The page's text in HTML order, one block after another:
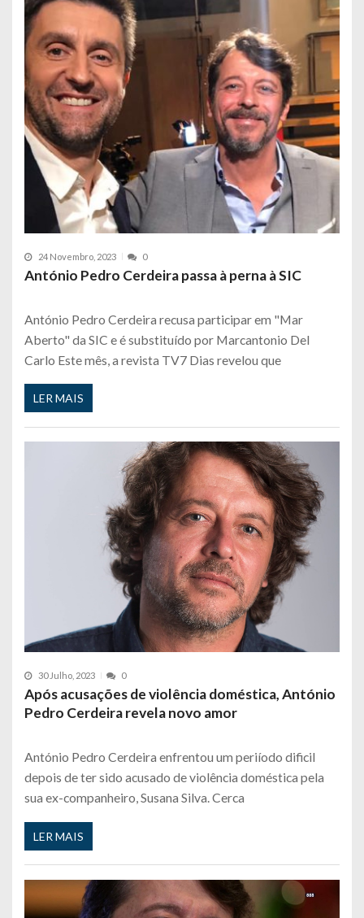
24 Novembro, 2023 0
António Pedro Cerdeira passa à perna à SIC
António Pedro Cerdeira recusa participar em "Mar
Aberto" da SIC e é substituído por Marcantonio Del
Carlo Este mês, a revista TV7 Dias revelou que
LER MAIS
30 Julho, 2023 0
Após acusações de violência doméstica, António
Pedro Cerdeira revela novo amor
António Pedro Cerdeira enfrentou um periíodo dificil
depois de ter sido acusado de violência doméstica pela
sua ex-companheiro, Susana Silva. Cerca
LER MAIS